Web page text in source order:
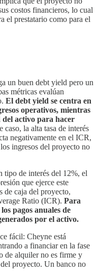
costos financieros, lo cual
el prestatario como para el
un buen debt yield pero un
métricas evalúan
El debt yield se centra en
operativos, mientras
del activo para hacer
caso, la alta tasa de interés
negativamente en el ICR,
ingresos del proyecto no
tipo de interés del 12%, el
que ejerce este
de caja del proyecto,
Ratio (ICR). Para
pagos anuales de
por el activo.
fácil: Cheyne está
a financiar en la fase
de alquiler no es firme y
proyecto. Un banco no